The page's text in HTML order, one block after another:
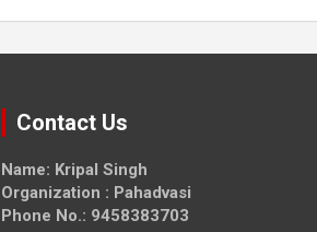
Contact Us
Name: Kripal Singh
Organization : Pahadvasi
Phone No.: 9458383703